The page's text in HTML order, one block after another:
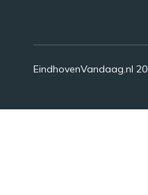
EindhovenVandaag.nl